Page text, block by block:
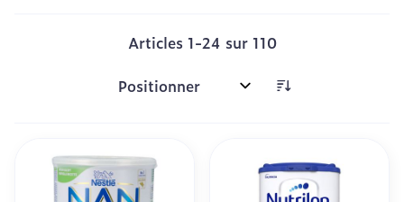
Articles 1-24 sur 110
Trier par: